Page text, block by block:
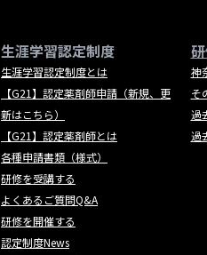
生涯学習認定制度
生涯学習認定制度とは
【G21】認定薬剤師申請（新規、更
新はこちら）
【G21】認定薬剤師とは
各種申請書類（様式）
研修を受講する
よくあるご質問Q&A
研修を開催する
認定制度News
神
そ
過
過